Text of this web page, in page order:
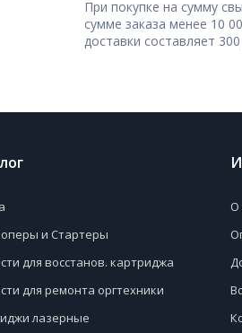
При покупке на сумму
сумме заказа менее 10
доставки составляет
и Стартеры
для восстанов. картриджа
для ремонта оргтехники
лазерные
О